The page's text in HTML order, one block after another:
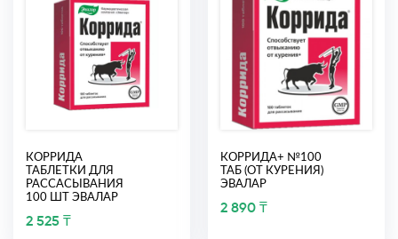
КОРРИДА
ТАБЛЕТКИ ДЛЯ
РАССАСЫВАНИЯ
100 ШТ ЭВАЛАР
2 525 ₸
КОРРИДА+ №100
ТАБ (ОТ КУРЕНИЯ)
ЭВАЛАР
2 890 ₸